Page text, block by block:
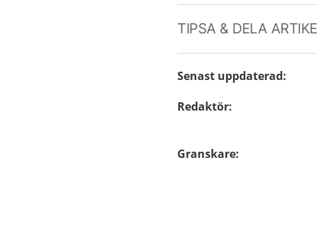
TIPSA & DELA
Senast uppdaterad:
Redaktör:
Granskare: